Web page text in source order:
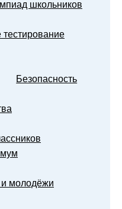
школьников
Безопасность
и молодёжи